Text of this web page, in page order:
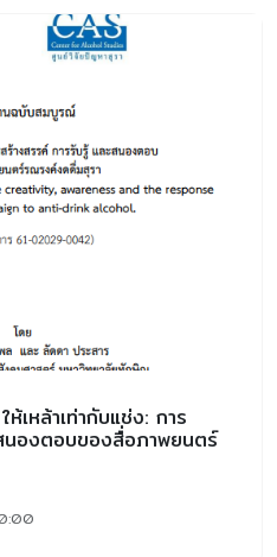
เหล้าเท่ากับแช่ง: การ
นองตอบของสื่อภาพยนตร์